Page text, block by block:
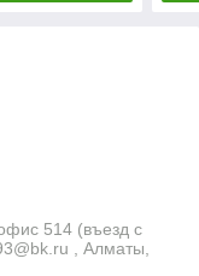
514 (въезд с
, Алматы,